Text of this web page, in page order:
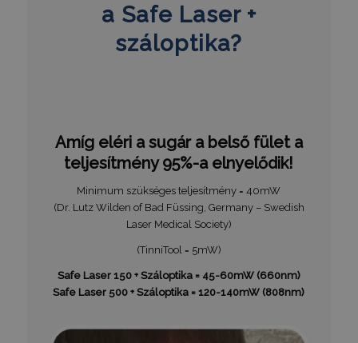
a Safe Laser +
száloptika?
Amíg eléri a sugár a belső fület a
teljesítmény 95%-a elnyelődik!
Minimum szükséges teljesítmény = 40mW
(Dr. Lutz Wilden of Bad Füssing, Germany – Swedish
Laser Medical Society)
(TinniTool = 5mW)
Safe Laser 150 + Száloptika = 45-60mW (660nm)
Safe Laser 500 + Száloptika = 120-140mW (808nm)